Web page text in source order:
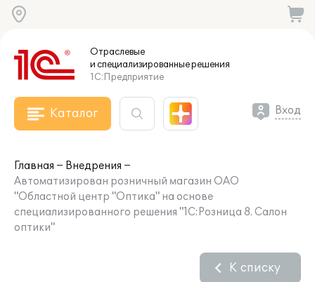
Отраслевые
и специализированныерешения
1С:Предприятие
Каталог Вход
Главная
Внедрения
Автоматизирован розничный магазин ОАО
"Областной центр "Оптика" на основе
специализированного решения "1С:Розница 8. Салон
оптики"
К списку